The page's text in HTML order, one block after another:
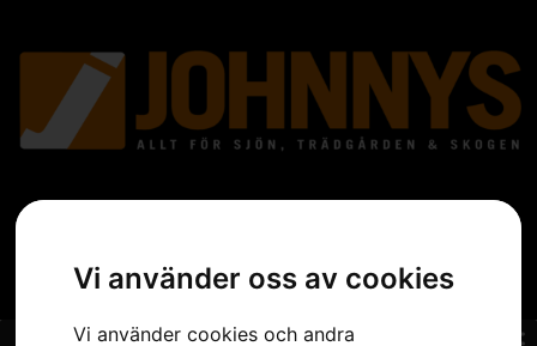
Vi använder oss av cookies
Vi använder cookies och andra